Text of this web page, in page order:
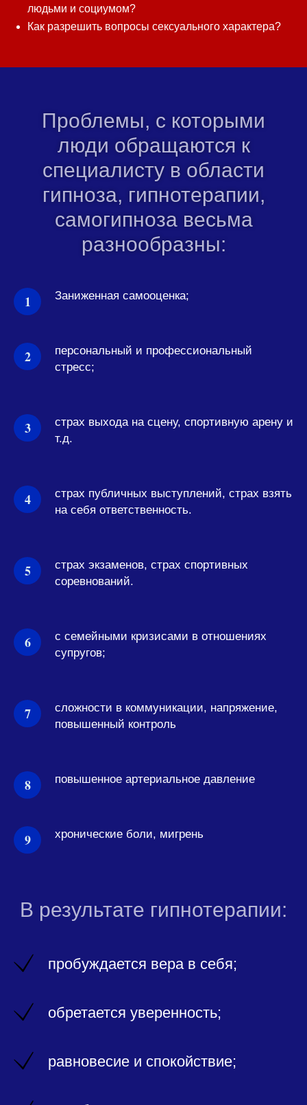
людьми и социумом?
Как разрешить вопросы сексуального характера?
Проблемы, с которыми
люди обращаются к
специалисту в области
гипноза, гипнотерапии,
самогипноза весьма
разнообразны:
Заниженная самооценка;
персональный и профессиональный
стресс;
страх выхода на сцену, спортивную арену и
т.д.
страх публичных выступлений, страх взять
на себя ответственность.
страх экзаменов, страх спортивных
соревнований.
с семейными кризисами в отношениях
супругов;
сложности в коммуникации, напряжение,
повышенный контроль
повышенное артериальное давление
хронические боли, мигрень
В результате гипнотерапии:
пробуждается вера в себя;
обретается уверенность;
равновесие и спокойствие;